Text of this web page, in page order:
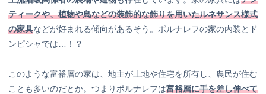
ティークや、植物や鳥などの装飾的な飾りを用いたルネサンス様式
の家具などが好まれる傾向があるそう。ポルナレフの家の内装とド
ンピシャでは…！？
このような富裕層の家は、地主が土地や住宅を所有し、農民が住む
ことも多いのだとか。つまりポルナレフは富裕層に手を差し伸べて